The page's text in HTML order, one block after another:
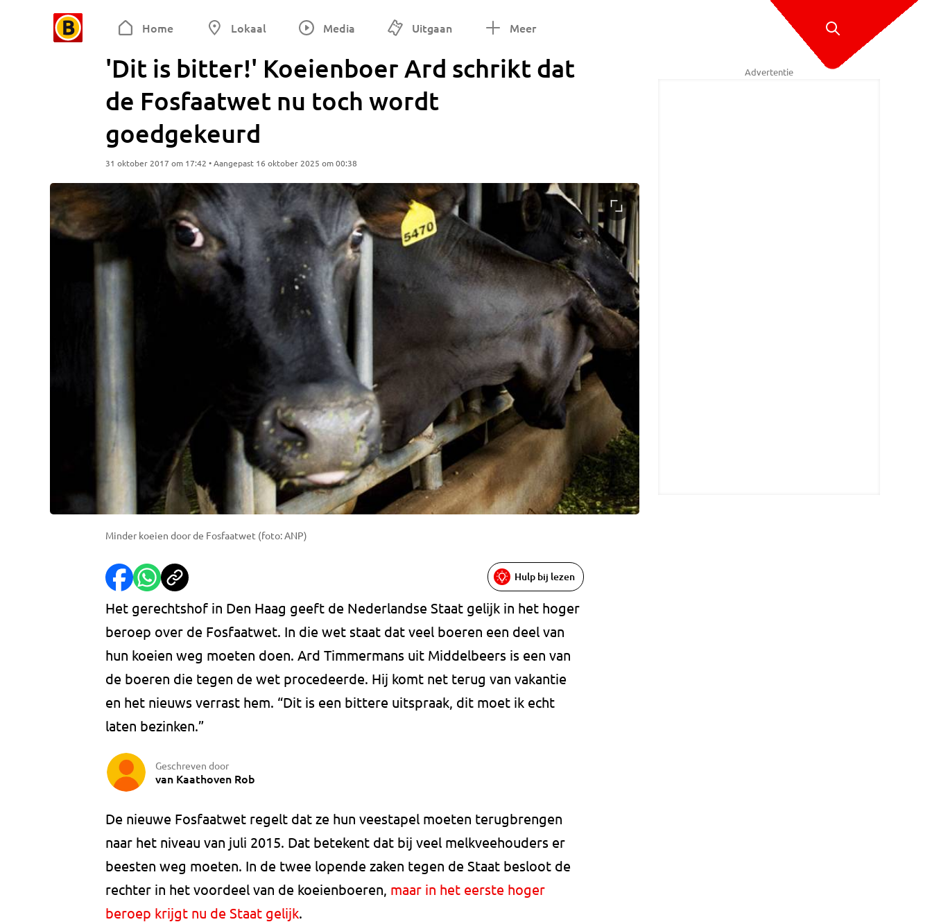
Home Lokaal Media Uitgaan Meer
'Dit is bitter!' Koeienboer Ard schrikt dat
de Fosfaatwet nu toch wordt
goedgekeurd
31 oktober 2017 om 17:42 • Aangepast 16 oktober 2025 om 00:38
Minder koeien door de Fosfaatwet (foto: ANP)
Hulp bij lezen
Het gerechtshof in Den Haag geeft de Nederlandse Staat gelijk in het hoger
beroep over de Fosfaatwet. In die wet staat dat veel boeren een deel van
hun koeien weg moeten doen. Ard Timmermans uit Middelbeers is een van
de boeren die tegen de wet procedeerde. Hij komt net terug van vakantie
en het nieuws verrast hem. “Dit is een bittere uitspraak, dit moet ik echt
laten bezinken.”
Geschreven door
van Kaathoven Rob
De nieuwe Fosfaatwet regelt dat ze hun veestapel moeten terugbrengen
naar het niveau van juli 2015. Dat betekent dat bij veel melkveehouders er
beesten weg moeten. In de twee lopende zaken tegen de Staat besloot de
rechter in het voordeel van de koeienboeren, maar in het eerste hoger
beroep krijgt nu de Staat gelijk.
Advertentie